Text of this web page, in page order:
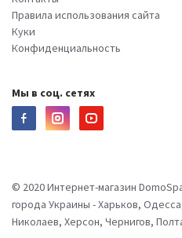
Правила использования сайта
Куки
Конфиденциальность
Мы в соц. сетях
© 2020 Интернет-магазин
города Украины - Харьков,
Николаев, Херсон, Чернигов,